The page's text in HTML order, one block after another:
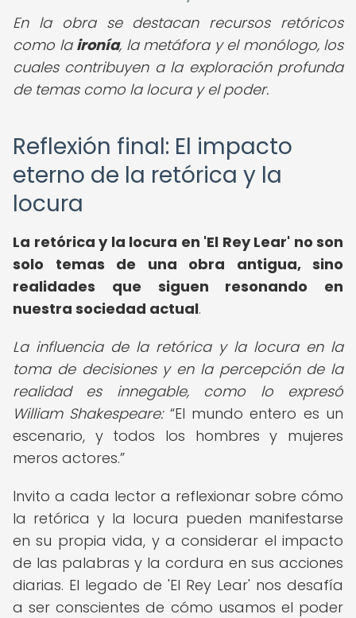
En la obra se destacan recursos retóricos
como la ironía, la metáfora y el monólogo, los
cuales contribuyen a la exploración profunda
de temas como la locura y el poder.
Reflexión final: El impacto
eterno de la retórica y la
locura
La retórica y la locura en 'El Rey Lear' no son
solo temas de una obra antigua, sino
realidades que siguen resonando en
nuestra sociedad actual.
La influencia de la retórica y la locura en la
toma de decisiones y en la percepción de la
realidad es innegable, como lo expresó
William Shakespeare: El mundo entero es un
escenario, y todos los hombres y mujeres
meros actores.
Invito a cada lector a reflexionar sobre cómo
la retórica y la locura pueden manifestarse
en su propia vida, y a considerar el impacto
de las palabras y la cordura en sus acciones
diarias. El legado de 'El Rey Lear' nos desafía
a ser conscientes de cómo usamos el poder